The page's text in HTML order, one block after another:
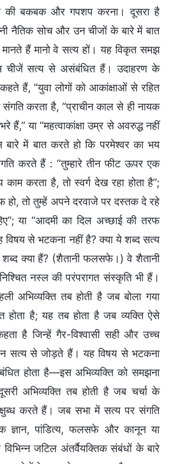
की बकबक और गपशप करना। दूसरा है
नैतिक सोच और उन चीजों के बारे में बात
मानते हैं मानो वे सत्य हों। यह विकृत समझ
चीजें सत्य से असंबंधित हैं। उदाहरण के
हैं, “युवा लोगों को आकांक्षाओं से रहित
संगति करता है, “प्राचीन काल से ही नायक
हैं,” या “महत्वाकांक्षा उम्र से अवरुद्ध नहीं
बारे में बात करते हो कि परमेश्वर का भय
करते हैं : “तुम्हारे तीन फीट ऊपर एक
करता है, तो स्वर्ग देख रहा होता है”;
हो, तो तुम्हें अपने दरवाजे पर दस्तक दे रहे
या “आदमी का दिल अच्छाई की तरफ
विषय से भटकना नहीं है? क्या ये शब्द सत्य
क्या हैं? (शैतानी फलसफे।) वे शैतानी
नस्ल की परंपरागत संस्कृति भी हैं।
अभिव्यक्ति तब होती है जब बोला गया
है; यह तब होता है जब व्यक्ति ऐसे
है जिन्हें गैर-विश्वासी सही और उच्च
सत्य से जोड़ते हैं। यह विषय से भटकना
होता है—इस अभिव्यक्ति को समझना
अभिव्यक्ति तब होती है जब चर्चा के
करते हैं। जब सभा में सत्य पर संगति
ज्ञान, पांडित्य, फलसफे और कानून या
जटिल अंतर्वैयक्तिक संबंधों के बारे